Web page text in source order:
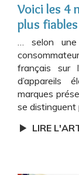
Voici les 4
plus fiables
… selon
français sur
d’appareils
marques
se distinguent
LIRE